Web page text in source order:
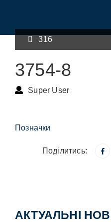
316
3754-8
Super User
Позначки
Поділитись:
АКТУАЛЬНІ